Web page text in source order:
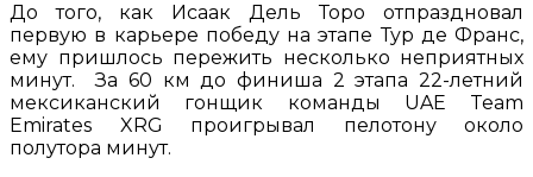
До того, как Исаак Дель Торо отпраздновал
первую в карьере победу на этапе Тур де Франс,
ему пришлось пережить несколько неприятных
минут. За 60 км до финиша 2 этапа 22-летний
мексиканский гонщик команды UAE Team
Emirates XRG проигрывал пелотону около
полутора минут.